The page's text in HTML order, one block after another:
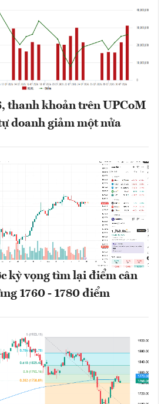
thanh khoản trên UPCoM
doanh giảm một nửa
kỳ vọng tìm lại điểm cân
1760 - 1780 điểm